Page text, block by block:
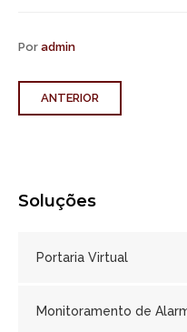
Por admin
ANTERIOR
Soluções
Portaria Virtual
Monitoramento de